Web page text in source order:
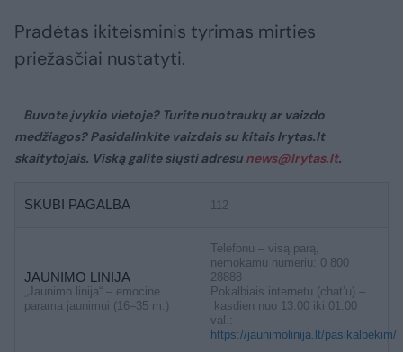
Pradėtas ikiteisminis tyrimas mirties
priežasčiai nustatyti.
Buvote įvykio vietoje? Turite nuotraukų ar vaizdo
medžiagos? Pasidalinkite vaizdais su kitais lrytas.lt
skaitytojais. Viską galite siųsti adresu news@lrytas.lt.
SKUBI PAGALBA 112
JAUNIMO LINIJA
„Jaunimo linija“ – emocinė
parama jaunimui (16–35 m.)
Telefonu – visą parą,
nemokamu numeriu: 0 800
28888
Pokalbiais internetu (chat’u) –
kasdien nuo 13:00 iki 01:00
val.:
https://jaunimolinija.lt/pasikalbekim/